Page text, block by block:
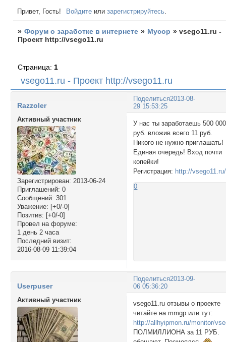
Привет, Гость! Войдите илизарегистрируйтесь
» Форум о заработке в интернете » Мусор »vsego11.ru -
Проект http://vsego11.ru
vsego11.ru - Проект http://vsego11.ru
Страница: 1
Поделиться2013-08-
29 15:53:25
Razzoler
Активный участник
Зарегистрирован: 2013-06-24
Приглашений: 0
Сообщений: 301
Уважение: [+0/-0]
Позитив: [+0/-0]
Провел на форуме:
1 день 2 часа
Последний визит:
2016-08-09 11:39:04
У нас ты заработаешь 500 000
руб. вложив всего 11 руб.
Никого не нужно приглашать!
Единая очередь! Вход почти
копейки!
Регистрация: http://vsego11.ru/
0
Поделиться2013-09-
06 05:36:20
Userpuser
Активный участник
vsego11.ru отзывы о проекте
читайте на mmgp или тут:
http://allhyipmon.ru/monitor/
ПОЛМИЛЛИОНА за 11 РУБ.